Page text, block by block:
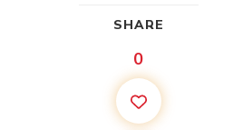
SHARE
0